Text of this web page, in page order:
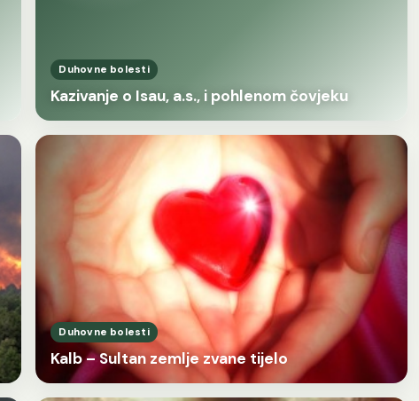
Duhovne bolesti
Kazivanje o Isau, a.s., i pohlenom čovjeku
Duhovne bolesti
Kalb – Sultan zemlje zvane tijelo